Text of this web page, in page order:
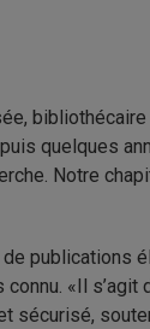
quelques
Notre
de publications
«Il s’agit
sécurisé,